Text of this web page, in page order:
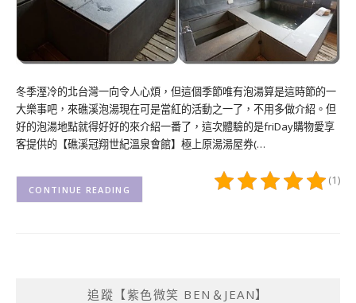
冬季溼冷的北台灣一向令人心煩，但這個季節唯有泡湯算是這時節的一
大樂事吧，來礁溪泡湯現在可是當紅的活動之一了，不用多做介紹。但
好的泡湯地點就得好好的來介紹一番了，這次體驗的是friDay購物愛享
客提供的【礁溪冠翔世紀溫泉會館】極上原湯湯屋券(…
(1)
CONTINUE READING
追蹤【紫色微笑 BEN＆JEAN】